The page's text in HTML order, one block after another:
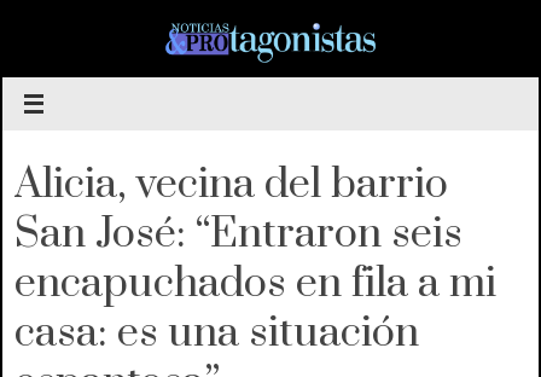
contenido
Alicia, vecina del barrio
San José: “Entraron seis
encapuchados en fila a mi
casa: es una situación